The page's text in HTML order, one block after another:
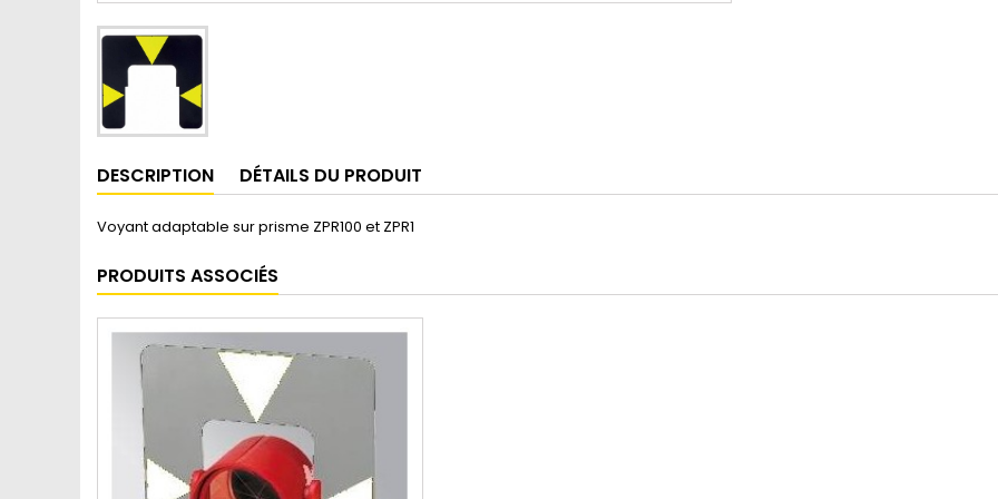
DESCRIPTION DÉTAILS DU PRODUIT
Voyant adaptable sur prisme ZPR100 et ZPR1
PRODUITS ASSOCIÉS